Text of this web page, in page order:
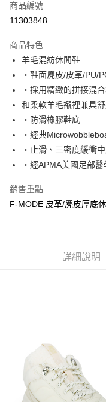
超商取貨付款
運送方式
全家取貨付款
每筆NT$60，滿
7-11取貨付款
每筆NT$60，滿
宅配
每筆NT$80，滿
商品編號
11303848
商品特色
羊毛混紡休閒鞋
‧鞋面麂皮/皮革/PU/
‧採用精緻的拼接混
和柔軟羊毛襯裡兼具
‧防滑橡膠鞋底
‧經典
‧止滑、三密度緩衝
‧經APMA美國足部醫
銷售重點
F-MODE 皮革/麂皮厚底
詳細說明